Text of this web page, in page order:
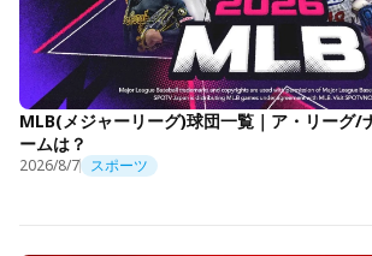
MLB(メジャーリーグ)球団一覧｜ア・リーグ/
ームは？
2026/8/7 スポーツ